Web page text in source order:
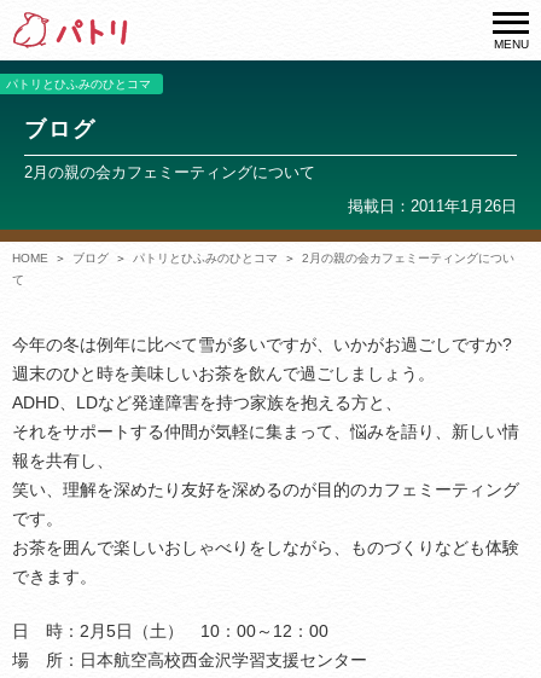
MENU
パトリとひふみのひとコマ
ブログ
2月の親の会カフェミーティングについて
掲載日：2011年1月26日
HOME ブログ パトリとひふみのひとコマ
2月の親の会カフェミーティングについ
て
今年の冬は例年に比べて雪が多いですが、いかがお過ごしですか?
週末のひと時を美味しいお茶を飲んで過ごしましょう。
ADHD、LDなど発達障害を持つ家族を抱える方と、
それをサポートする仲間が気軽に集まって、悩みを語り、新しい情
報を共有し、
笑い、理解を深めたり友好を深めるのが目的のカフェミーティング
です。
お茶を囲んで楽しいおしゃべりをしながら、ものづくりなども体験
できます。
日 時：2月5日（土） 10：00～12：00
場 所：日本航空高校西金沢学習支援センター